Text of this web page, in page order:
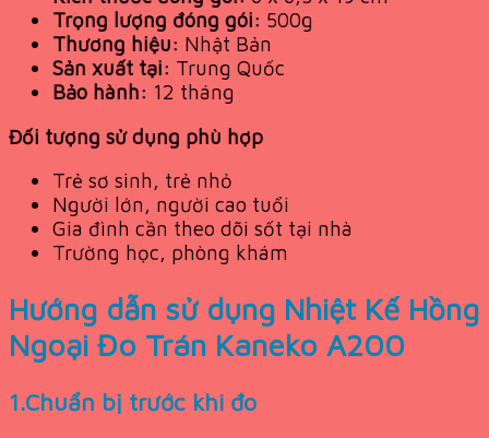
Trọng lượng đóng gói: 500g
Thương hiệu: Nhật Bản
Sản xuất tại: Trung Quốc
Bảo hành: 12 tháng
Đối tượng sử dụng phù hợp
Trẻ sơ sinh, trẻ nhỏ
Người lớn, người cao tuổi
Gia đình cần theo dõi sốt tại nhà
Trường học, phòng khám
Hướng dẫn sử dụng Nhiệt Kế Hồng
Ngoại Đo Trán Kaneko A200
1.Chuẩn bị trước khi đo